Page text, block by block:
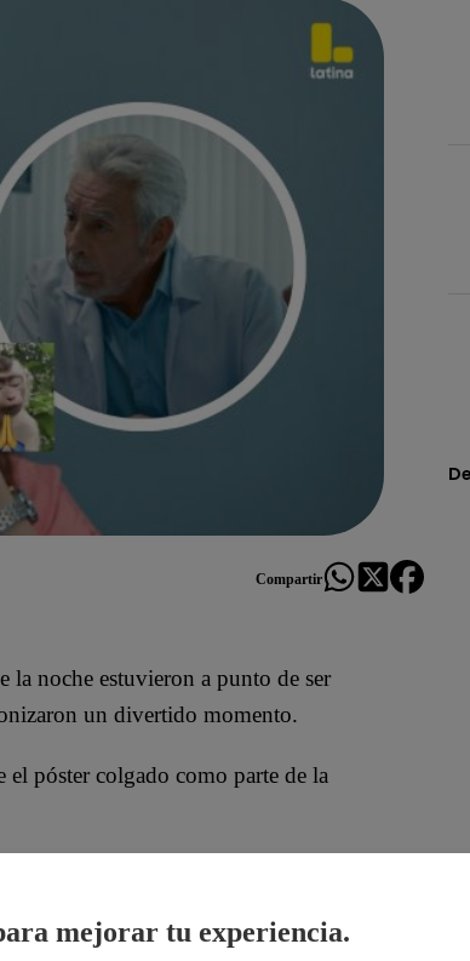
Compartir
la noche estuvieron a punto de ser
un divertido momento.
el póster colgado como parte de la
todo, a Ishana. Junto a su papá Ismael
mejorar tu experiencia.